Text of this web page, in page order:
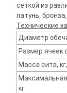
сеткой из
латунь,
Технические
Диаметр
Размер ячеек
Масса сита,
кг